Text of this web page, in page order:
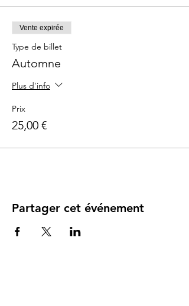
Vente expirée
Type de billet
Automne
Plus d'info
Prix
25,00 €
Partager cet événement